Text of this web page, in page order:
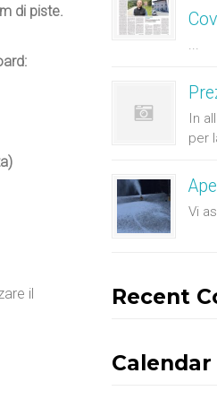
di piste.
il
...
In
per
Vi
Recent
Calendar